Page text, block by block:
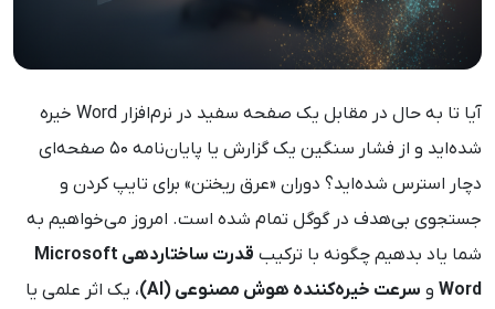
آیا تا به حال در مقابل یک صفحه سفید در نرم‌افزار Word خیره
شده‌اید و از فشار سنگین یک گزارش یا پایان‌نامه ۵۰ صفحه‌ای
دچار استرس شده‌اید؟ دوران «عرق ریختن» برای تایپ کردن و
جستجوی بی‌هدف در گوگل تمام شده است. امروز می‌خواهیم به
شما یاد بدهیم چگونه با ترکیب
قدرت ساختاردهی Microsoft
Word و سرعت خیره‌کننده هوش مصنوعی (AI)
، یک اثر علمی یا